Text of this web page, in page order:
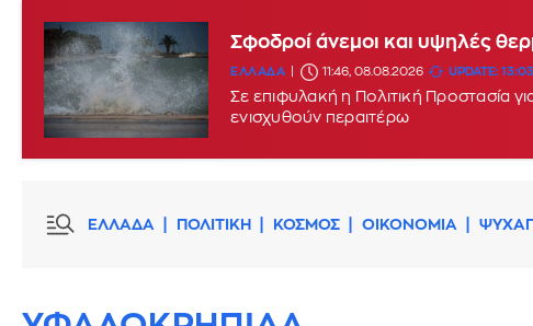
Σε Red Code σήμερα Κρήτη,
ΕΛΛΑΔΑ 07:42, 08.08.2026
Σφοδροί άνεμοι και υψηλές
ΕΛΛΑΔΑ 11:46, 08.08.2026 UPDATE: 13:03
Σε επιφυλακή η Πολιτική Προστασία
ενισχυθούν περαιτέρω
ΕΛΛΑΔΑ ΠΟΛΙΤΙΚΗ ΚΟΣΜΟΣ ΟΙΚΟΝΟΜΙΑ